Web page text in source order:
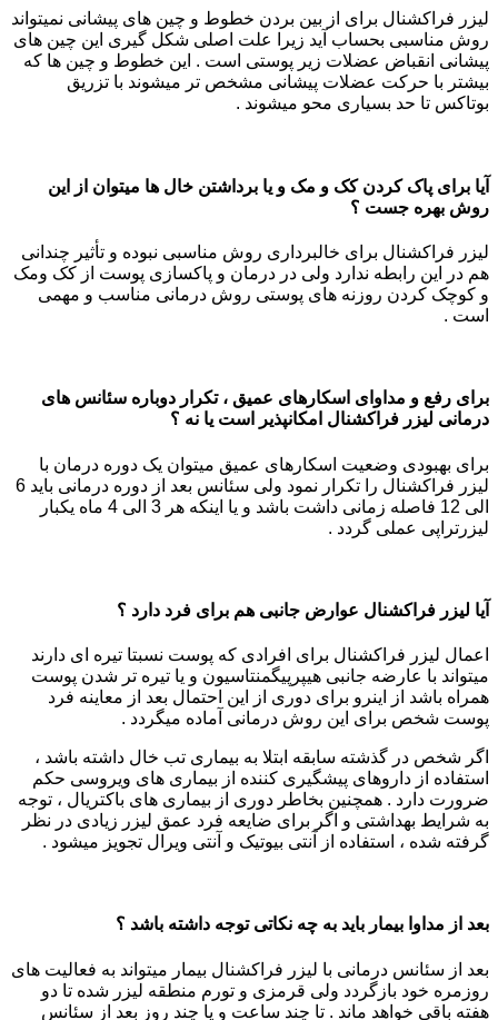
لیزر فراکشنال برای از بین بردن خطوط و چین های پیشانی نمیتواند
روش مناسبی بحساب آید زیرا علت اصلی شکل گیری این چین های
پیشانی انقباض عضلات زیر پوستی است . این خطوط و چین ها که
بیشتر با حرکت عضلات پیشانی مشخص تر میشوند با تزریق
بوتاکس تا حد بسیاری محو میشوند .
آیا برای پاک کردن کک و مک و یا برداشتن خال ها میتوان از این
روش بهره جست ؟
لیزر فراکشنال برای خالبرداری روش مناسبی نبوده و تأثیر چندانی
هم در این رابطه ندارد ولی در درمان و پاکسازی پوست از کک ومک
و کوچک کردن روزنه های پوستی روش درمانی مناسب و مهمی
است .
برای رفع و مداوای اسکارهای عمیق ، تکرار دوباره سئانس های
درمانی لیزر فراکشنال امکانپذیر است یا نه ؟
برای بهبودی وضعیت اسکارهای عمیق میتوان یک دوره درمان با
لیزر فراکشنال را تکرار نمود ولی سئانس بعد از دوره درمانی باید 6
الی 12 فاصله زمانی داشت باشد و یا اینکه هر 3 الی 4 ماه یکبار
لیزرتراپی عملی گردد .
آیا لیزر فراکشنال عوارض جانبی هم برای فرد دارد ؟
اعمال لیزر فراکشنال برای افرادی که پوست نسبتا تیره ای دارند
میتواند با عارضه جانبی هیپرپیگمنتاسیون و یا تیره تر شدن پوست
همراه باشد از اینرو برای دوری از این احتمال بعد از معاینه فرد
پوست شخص برای این روش درمانی آماده میگردد .
اگر شخص در گذشته سابقه ابتلا به بیماری تب خال داشته باشد ،
استفاده از داروهای پیشگیری کننده از بیماری های ویروسی حکم
ضرورت دارد . همچنین بخاطر دوری از بیماری های باکتریال ، توجه
به شرایط بهداشتی و اگر برای ضایعه فرد عمق لیزر زیادی در نظر
گرفته شده ، استفاده از آنتی بیوتیک و آنتی ویرال تجویز میشود .
بعد از مداوا بیمار باید به چه نکاتی توجه داشته باشد ؟
بعد از سئانس درمانی با لیزر فراکشنال بیمار میتواند به فعالیت های
روزمره خود بازگردد ولی قرمزی و تورم منطقه لیزر شده تا دو
هفته باقی خواهد ماند . تا چند ساعت و یا چند روز بعد از سئانس